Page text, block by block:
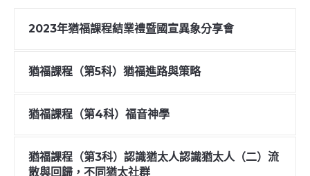
2023年猶福課程結業禮暨國宣異象分享會
猶福課程（第5科）猶福進路與策略
猶福課程（第4科）福音神學
猶福課程（第3科）認識猶太人認識猶太人（二）流
散與回歸，不同猶太社群